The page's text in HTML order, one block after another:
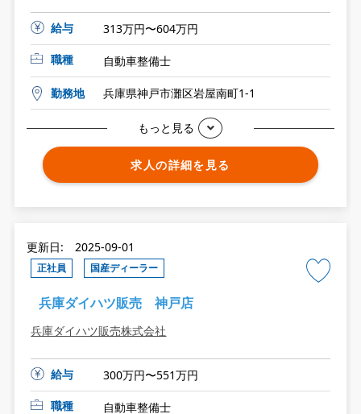
給与
313万円〜604万円
職種
自動車整備士
勤務地 兵庫県神戸市灘区岩屋南町1-1
もっと見る
求人の詳細を見る
更新日: 2025-09-01
正社員 国産ディーラー
兵庫ダイハツ販売 神戸店
兵庫ダイハツ販売株式会社
給与
300万円〜551万円
職種
自動車整備士